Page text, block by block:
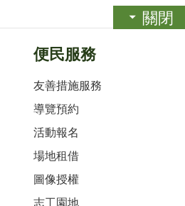
關閉
便民服務
友善措施服務
導覽預約
活動報名
場地租借
圖像授權
志工園地